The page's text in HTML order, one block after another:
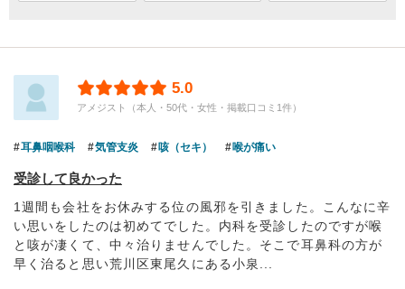
5.0
アメジスト（本人・50代・女性・掲載口コミ1件）
耳鼻咽喉科 気管支炎 咳（セキ） 喉が痛い
受診して良かった
1週間も会社をお休みする位の風邪を引きました。こんなに辛
い思いをしたのは初めてでした。内科を受診したのですが喉
と咳が凄くて、中々治りませんでした。そこで耳鼻科の方が
早く治ると思い荒川区東尾久にある小泉...